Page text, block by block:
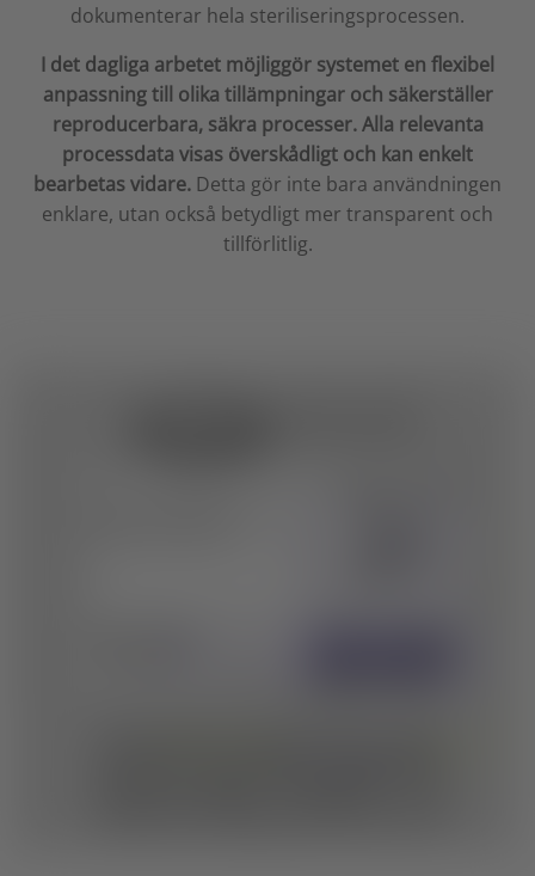
dokumenterar hela steriliseringsprocessen.
I det dagliga arbetet möjliggör systemet en flexibel
anpassning till olika tillämpningar och säkerställer
reproducerbara, säkra processer. Alla relevanta
processdata visas överskådligt och kan enkelt
bearbetas vidare. Detta gör inte bara användningen
enklare, utan också betydligt mer transparent och
tillförlitlig.